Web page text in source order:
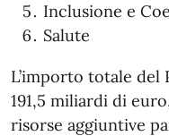
Inclusione e
Salute
L’importo totale del
191,5 miliardi di
risorse aggiuntive